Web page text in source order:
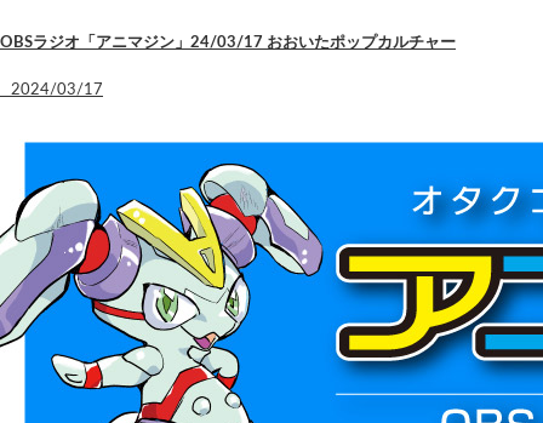
OBSラジオ「アニマジン」24/03/17 おおいたポップカルチャー
2024/03/17